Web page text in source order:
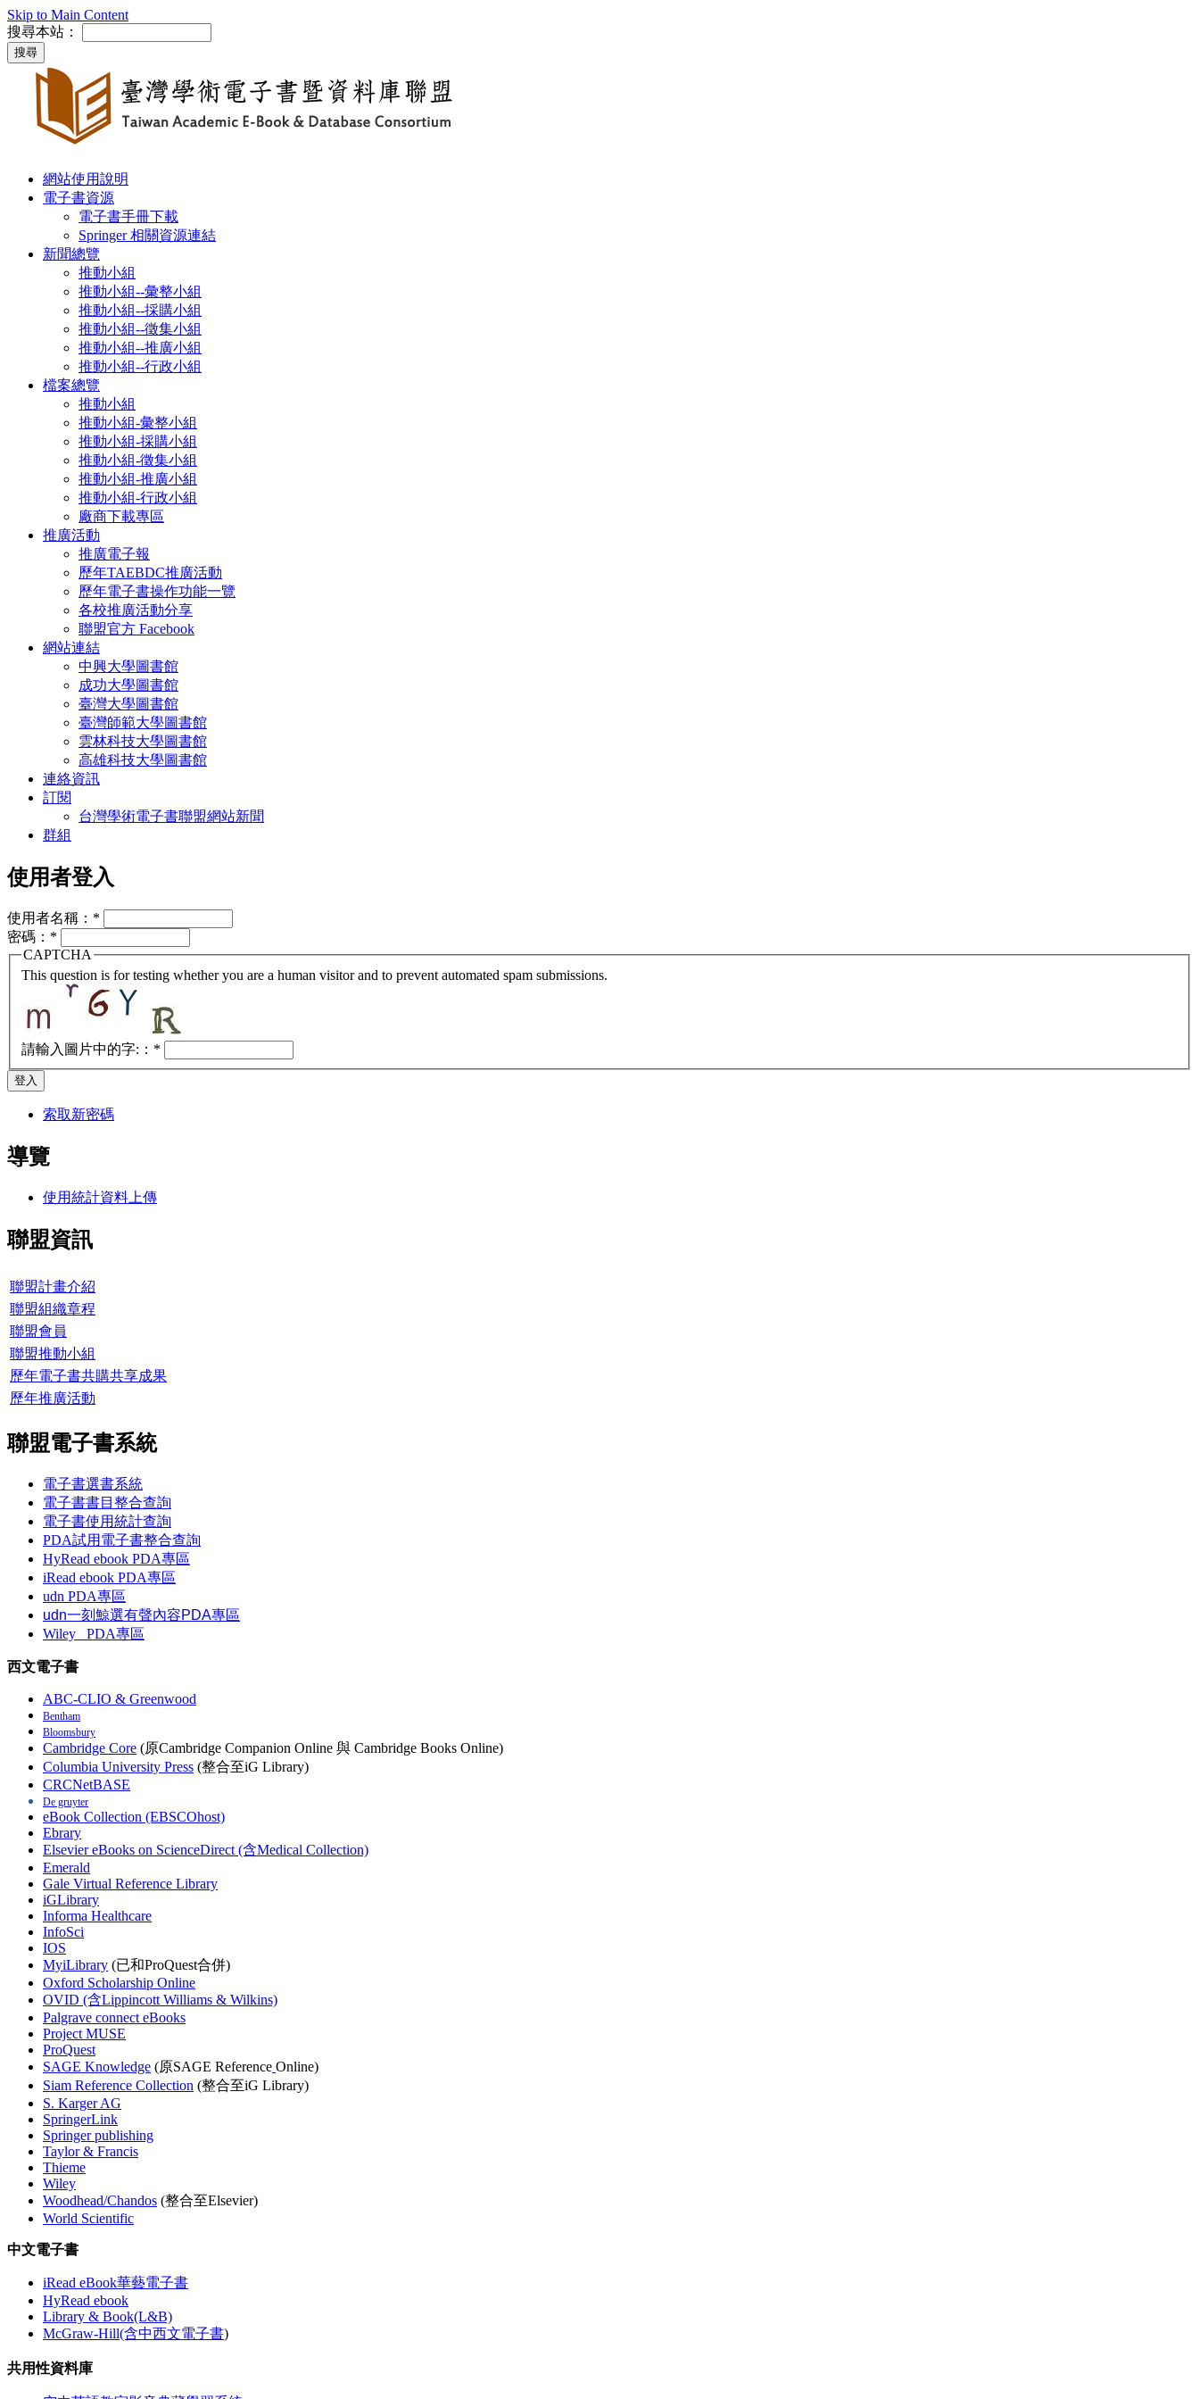
Skip to Main Content
搜尋本站：
網站使用說明
電子書資源
電子書手冊下載
Springer 相關資源連結
新聞總覽
推動小組
推動小組--彙整小組
推動小組--採購小組
推動小組--徵集小組
推動小組--推廣小組
推動小組--行政小組
檔案總覽
推動小組
推動小組-彙整小組
推動小組-採購小組
推動小組-徵集小組
推動小組-推廣小組
推動小組-行政小組
廠商下載專區
推廣活動
推廣電子報
歷年TAEBDC推廣活動
歷年電子書操作功能一覽
各校推廣活動分享
聯盟官方 Facebook
網站連結
中興大學圖書館
成功大學圖書館
臺灣大學圖書館
臺灣師範大學圖書館
雲林科技大學圖書館
高雄科技大學圖書館
連絡資訊
訂閱
台灣學術電子書聯盟網站新聞
群組
使用者登入
使用者名稱： *
密碼： *
CAPTCHA
This question is for testing whether you are a human visitor and to prevent automated spam submissions.
請輸入圖片中的字:： *
索取新密碼
導覽
使用統計資料上傳
聯盟資訊
聯盟計畫介紹
聯盟組織章程
聯盟會員
聯盟推動小組
歷年電子書共購共享成果
歷年推廣活動
聯盟電子書系統
電子書選書系統
電子書書目整合查詢
電子書使用統計查詢
PDA試用電子書整合查詢
HyRead ebook PDA專區
iRead ebook PDA專區
udn PDA專區
udn一刻鯨選有聲內容PDA專區
Wiley
PDA專區
西文電子書
ABC-CLIO & Greenwood
Bentham
Bloomsbury
Cambridge Core (原Cambridge Companion Online 與 Cambridge Books Online)
Columbia University Press (整合至iG Library)
CRCNetBASE
De gruyter
eBook Collection (EBSCOhost)
Ebrary
Elsevier eBooks on ScienceDirect (含Medical Collection)
Emerald
Gale Virtual Reference Library
iGLibrary
Informa Healthcare
InfoSci
IOS
MyiLibrary (已和ProQuest合併)
Oxford Scholarship Online
OVID (含Lippincott Williams & Wilkins)
Palgrave connect eBooks
Project MUSE
ProQuest
SAGE Knowledge (原SAGE Reference Online)
Siam Reference Collection (整合至iG Library)
S. Karger AG
SpringerLink
Springer publishing
Taylor & Francis
Thieme
Wiley
Woodhead/Chandos (整合至Elsevier)
World Scientific
中文電子書
iRead eBook華藝電子書
HyRead ebook
Library & Book(L&B)
McGraw-Hill(含中西文電子書)
共用性資料庫